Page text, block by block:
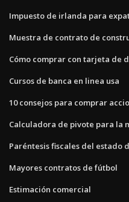
Impuesto de irlanda para
Muestra de contrato de
Cómo comprar con tarjeta de
Cursos de banca en linea usa
10 consejos para comprar
Calculadora de pivote para la
Paréntesis fiscales del estado
Mayores contratos de fútbol
Estimación comercial